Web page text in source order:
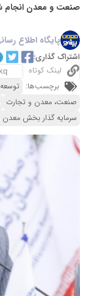
صنعت و معدن
پایگاه اطلاع
اشتراک گذاری:
لینک کوتاه
برچسب‌ها:
صنعت، معدن و تجارت
سرمایه گذار بخش